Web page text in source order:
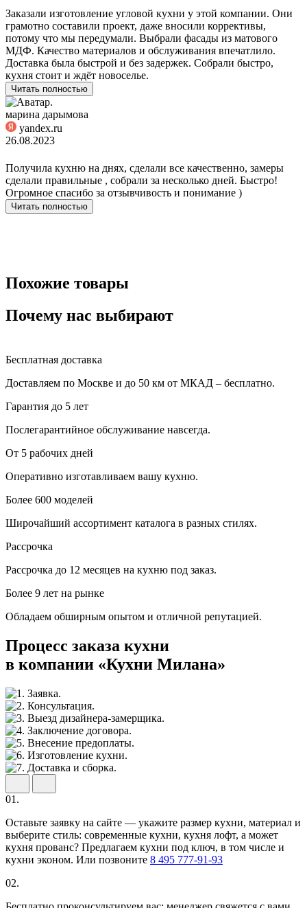
Заказали изготовление угловой кухни у этой компании. Они
грамотно составили проект, даже вносили коррективы,
потому что мы передумали. Выбрали фасады из матового
МДФ. Качество материалов и обслуживания впечатлило.
Доставка была быстрой и без задержек. Собрали быстро,
кухня стоит и ждёт новоселье.
Читать полностью
марина дарымова
yandex.ru
26.08.2023
Получила кухню на днях, сделали все качественно, замеры
сделали правильные , собрали за несколько дней. Быстро!
Огромное спасибо за отзывчивость и понимание )
Читать полностью
Похожие товары
Почему нас выбирают
Бесплатная доставка
Доставляем по Москве и до 50 км от МКАД – бесплатно.
Гарантия до 5 лет
Послегарантийное обслуживание навсегда.
От 5 рабочих дней
Оперативно изготавливаем вашу кухню.
Более 600 моделей
Широчайший ассортимент каталога в разных стилях.
Рассрочка
Рассрочка до 12 месяцев на кухню под заказ.
Более 9 лет на рынке
Обладаем обширным опытом и отличной репутацией.
Процесс заказа кухни
в компании «Кухни Милана»
01.
Оставьте заявку на сайте — укажите размер кухни, материал и
выберите стиль: современные кухни, кухня лофт, а может
кухня прованс? Предлагаем кухни под ключ, в том числе и
кухни эконом. Или позвоните 8 495 777-91-93
02.